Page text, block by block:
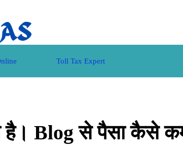
Toll Tax Expert
है। Blog से पैसा कैसे